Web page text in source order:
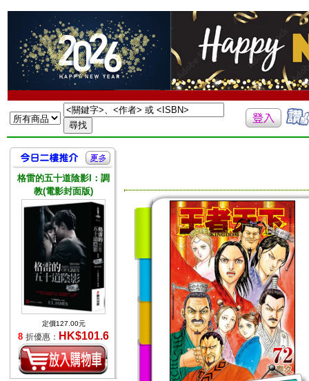
格雷的五十道陰影I：調
教(電影封面版)
定價127.00元
8 折優惠： HK$101.6